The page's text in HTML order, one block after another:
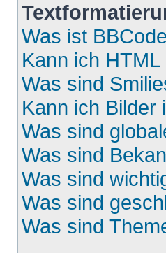
Was ist
Kann ich
Was sind
Kann ich Bilder
Was sind
Was sind
Was sind
Was sind
Was sind